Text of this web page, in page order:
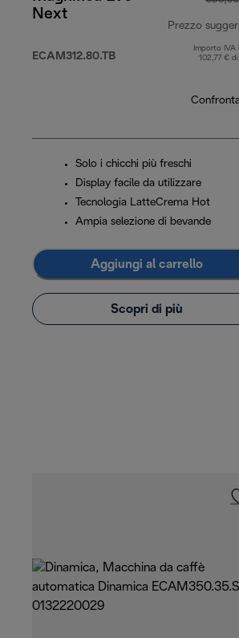
Next
ECAM312.80.TB
Prezzo
Importo IVA
102,77 €
Confronta
Solo i chicchi più freschi
Display facile da utilizzare
Tecnologia LatteCrema Hot
Ampia selezione di bevande
Aggiungi al carrello
Scopri di più